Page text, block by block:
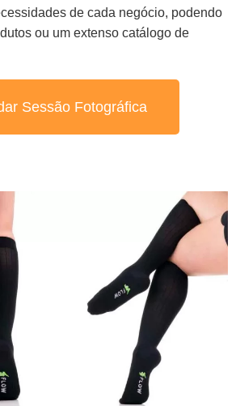
de cada negócio, podendo
ou um extenso catálogo de
Sessão Fotográfica